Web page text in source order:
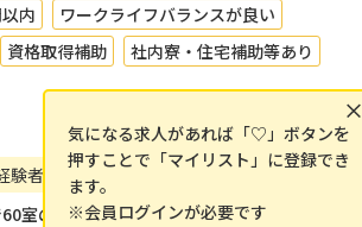
内
ワークライフバランスが良い
資格取得補助
社内寮・住宅補助等あり
者優遇します。
室の施設です。
×
気になる求人があれば「♡」ボタンを
押すことで「マイリスト」に登録でき
ます。
※会員ログインが必要です